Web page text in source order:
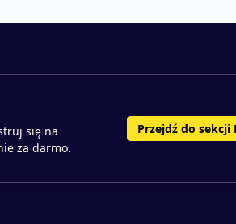
się na
za darmo.
Przejdź do sekcji